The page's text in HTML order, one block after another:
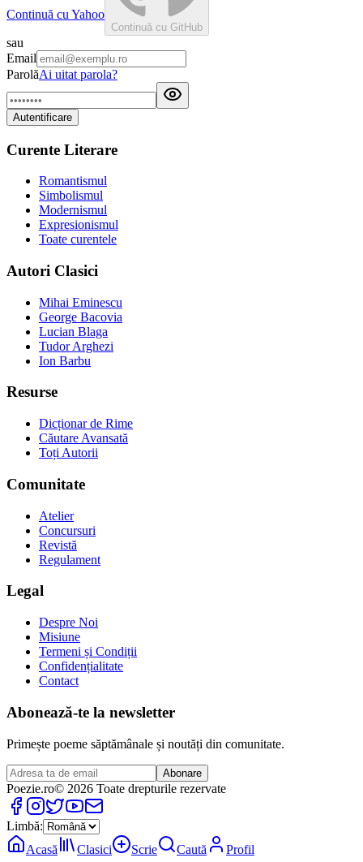
Continuă cu Yahoo
Continuă cu GitHub
sau
Email
ParolăAi uitat parola?
Autentificare
Curente Literare
Romantismul
Simbolismul
Modernismul
Expresionismul
Toate curentele
Autori Clasici
Mihai Eminescu
George Bacovia
Lucian Blaga
Tudor Arghezi
Ion Barbu
Resurse
Dicționar de Rime
Căutare Avansată
Toți Autorii
Comunitate
Atelier
Concursuri
Revistă
Regulament
Legal
Despre Noi
Misiune
Termeni și Condiții
Confidențialitate
Contact
Abonează-te la newsletter
Primește poeme săptămânale și noutăți din comunitate.
Abonare
Poezie.ro© 2026 Toate drepturile rezervate
Limbă:
Acasă
Clasici Scrie Caută Profil